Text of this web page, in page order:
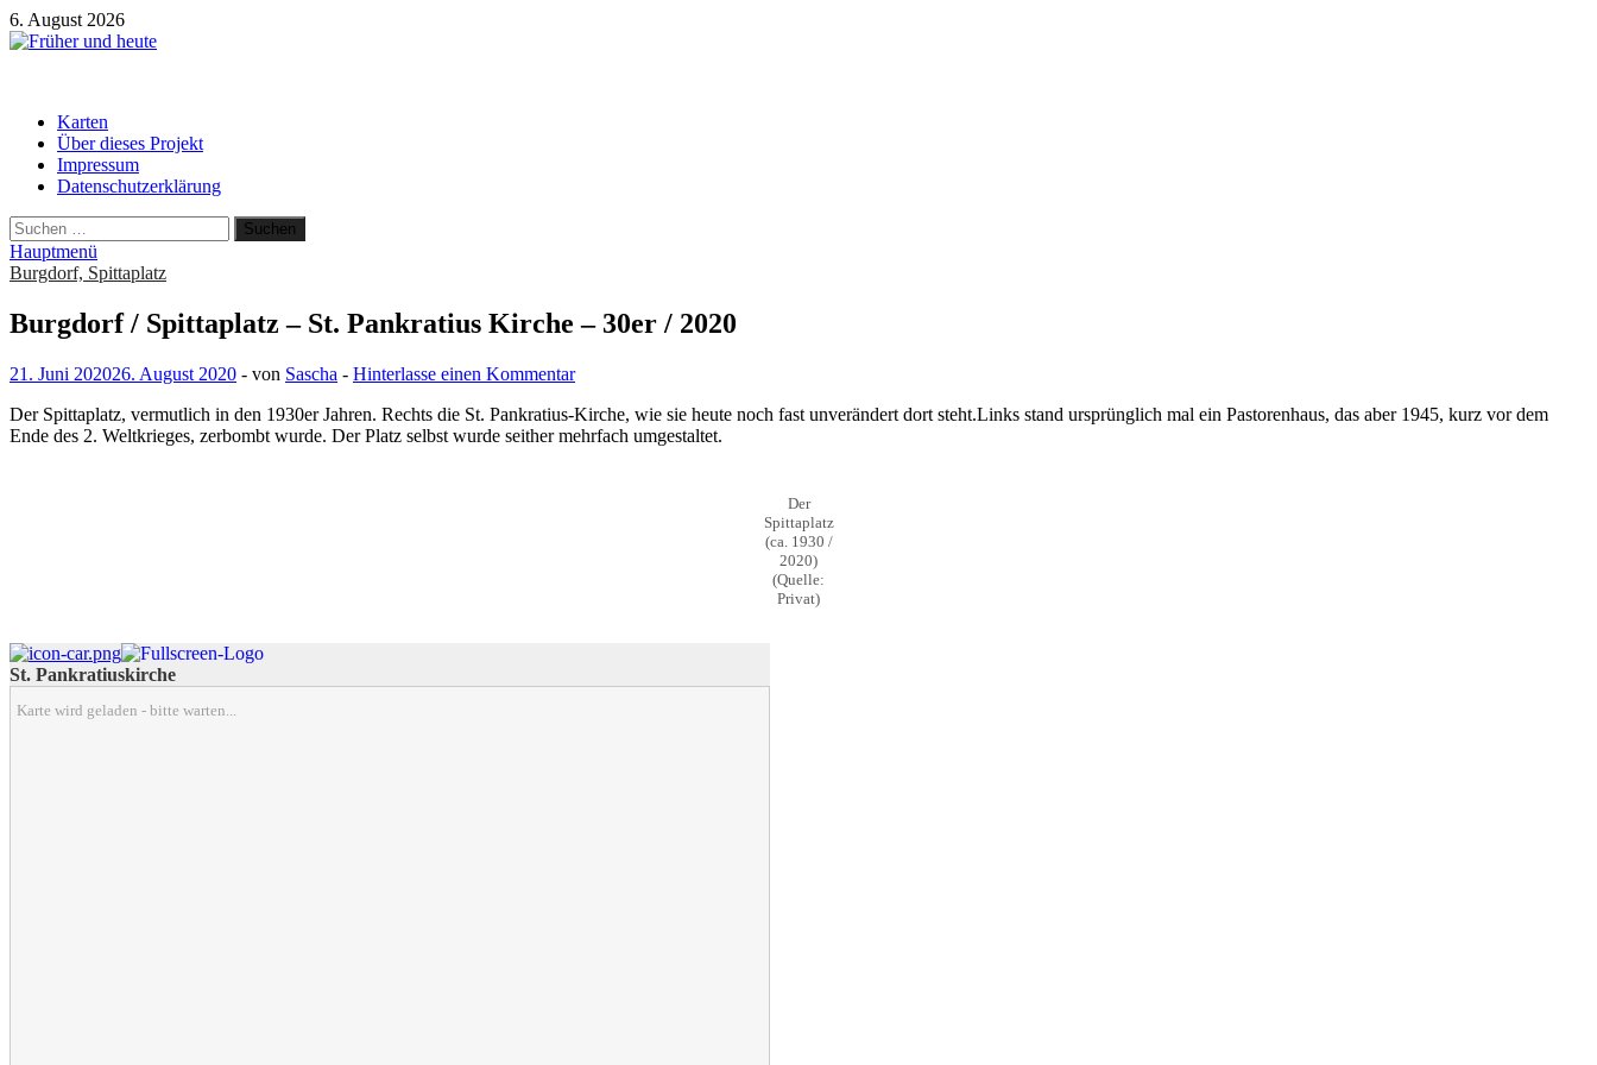
Zum
Inhalt
6. August 2026
Karten
Über dieses Projekt
Impressum
Datenschutzerklärung
Suchen
nach:
Hauptmenü
Burgdorf, Spittaplatz
Burgdorf / Spittaplatz – St. Pankratius Kirche – 30er / 2020
21. Juni 202026. August 2020 - von Sascha - Hinterlasse einen Kommentar
Der Spittaplatz, vermutlich in den 1930er Jahren. Rechts die St. Pankratius-Kirche, wie sie heute noch fast unverändert dort steht.Links stand ursprünglich mal ein Pastorenhaus, das aber 1945, kurz vor dem
Ende des 2. Weltkrieges, zerbombt wurde. Der Platz selbst wurde seither mehrfach umgestaltet.
Der
Spittaplatz
(ca. 1930 /
2020)
(Quelle:
Privat)
St. Pankratiuskirche
Karte wird geladen - bitte warten...